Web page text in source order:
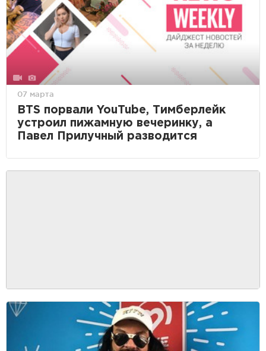
07 марта
BTS порвали YouTube, Тимберлейк
устроил пижамную вечеринку, а
Павел Прилучный разводится